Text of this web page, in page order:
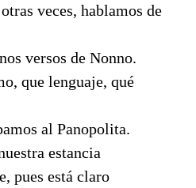
veces, hablamos de
versos de Nonno.
que lenguaje, qué
al Panopolita.
estancia
pues está claro